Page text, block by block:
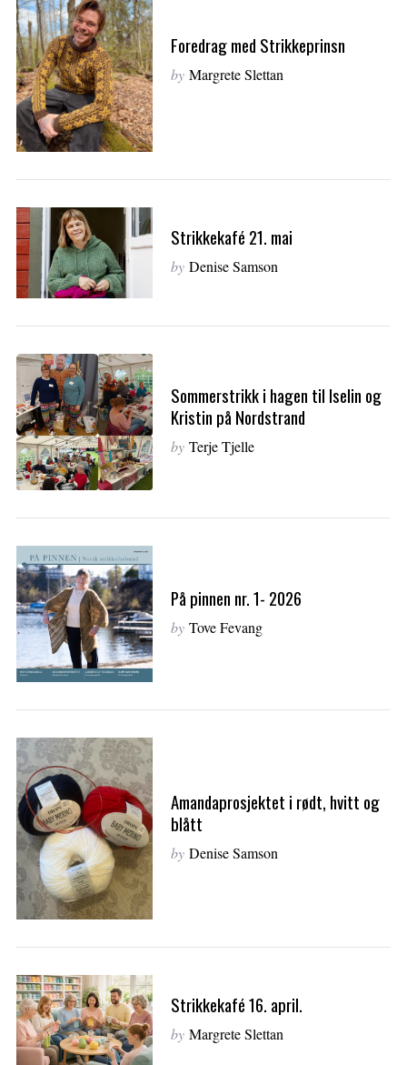
Foredrag med Strikkeprinsn
by Margrete Slettan
Strikkekafé 21. mai
by Denise Samson
Sommerstrikk i hagen til Iselin og
Kristin på Nordstrand
by Terje Tjelle
På pinnen nr. 1- 2026
by Tove Fevang
Amandaprosjektet i rødt, hvitt og
blått
by Denise Samson
Strikkekafé 16. april.
by Margrete Slettan
S
e
a
r